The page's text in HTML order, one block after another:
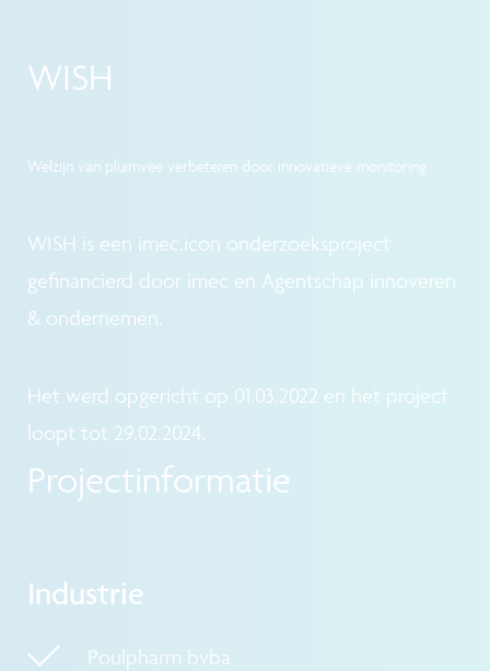
WISH
Welzijn van pluimvee verbeteren door innovatieve monitoring
WISH is een imec.icon onderzoeksproject
gefinancierd door imec en Agentschap innoveren
& ondernemen.
Het werd opgericht op 01.03.2022 en het project
loopt tot 29.02.2024.
Projectinformatie
Industrie
Poulpharm bvba